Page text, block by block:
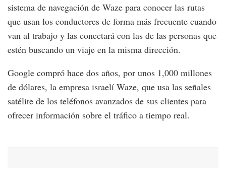
sistema de navegación de Waze para conocer las rutas
que usan los conductores de forma más frecuente cuando
van al trabajo y las conectará con las de las personas que
estén buscando un viaje en la misma dirección.
Google compró hace dos años, por unos 1,000 millones
de dólares, la empresa israelí Waze, que usa las señales
satélite de los teléfonos avanzados de sus clientes para
ofrecer información sobre el tráfico a tiempo real.